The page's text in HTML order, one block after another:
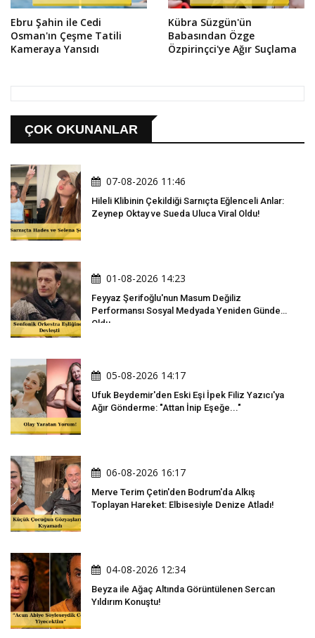
Ebru Şahin ile Cedi
Osman'ın Çeşme Tatili
Kameraya Yansıdı
Kübra Süzgün'ün
Babasından Özge
Özpirinçci'ye Ağır Suçlama
ÇOK OKUNANLAR
07-08-2026 11:46
Hileli Klibinin Çekildiği Sarnıçta Eğlenceli Anlar:
Zeynep Oktay ve Sueda Uluca Viral Oldu!
01-08-2026 14:23
Feyyaz Şerifoğlu'nun Masum Değiliz
Performansı Sosyal Medyada Yeniden Gündem
Oldu
05-08-2026 14:17
Ufuk Beydemir'den Eski Eşi İpek Filiz Yazıcı'ya
Ağır Gönderme: "Attan İnip Eşeğe..."
06-08-2026 16:17
Merve Terim Çetin'den Bodrum'da Alkış
Toplayan Hareket: Elbisesiyle Denize Atladı!
04-08-2026 12:34
Beyza ile Ağaç Altında Görüntülenen Sercan
Yıldırım Konuştu!